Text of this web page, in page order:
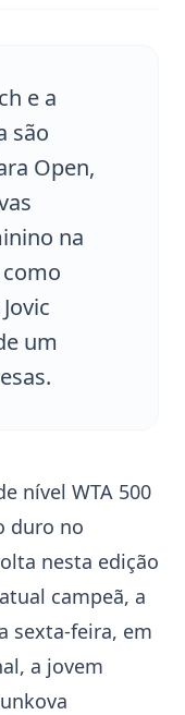
e a
são
Open,
na
um
nível WTA 500
duro no
nesta edição
campeã, a
sexta-feira, em
a jovem